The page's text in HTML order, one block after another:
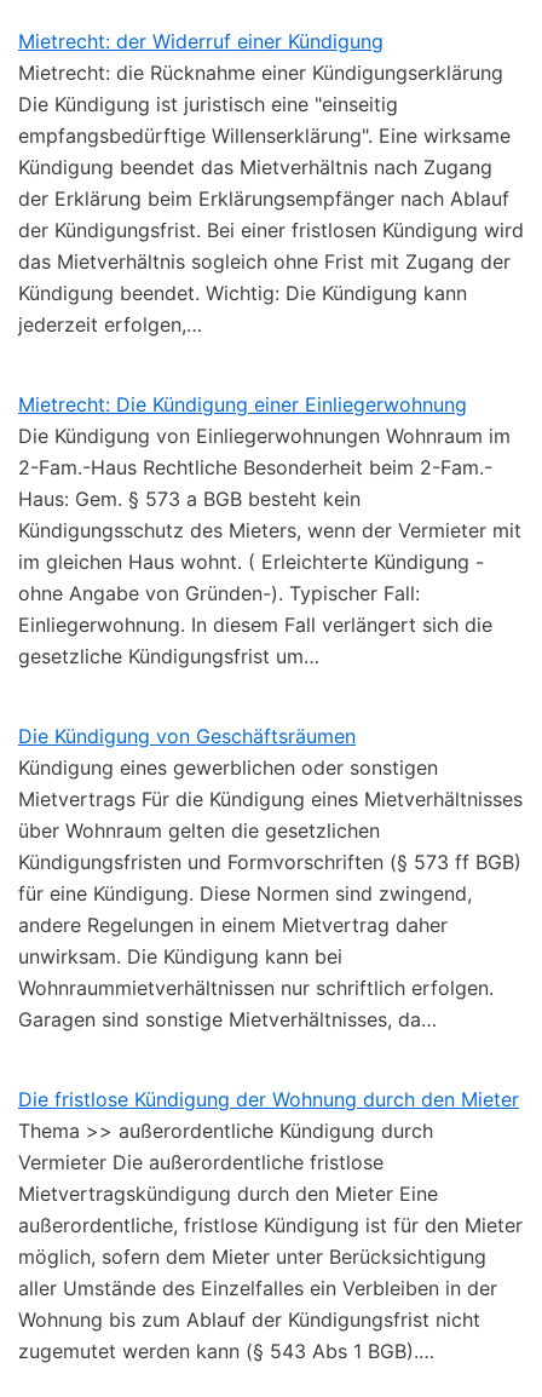
Mietrecht: der Widerruf einer Kündigung
Mietrecht: die Rücknahme einer Kündigungserklärung
Die Kündigung ist juristisch eine "einseitig
empfangsbedürftige Willenserklärung". Eine wirksame
Kündigung beendet das Mietverhältnis nach Zugang
der Erklärung beim Erklärungsempfänger nach Ablauf
der Kündigungsfrist. Bei einer fristlosen Kündigung wird
das Mietverhältnis sogleich ohne Frist mit Zugang der
Kündigung beendet. Wichtig: Die Kündigung kann
jederzeit erfolgen,…
Mietrecht: Die Kündigung einer Einliegerwohnung
Die Kündigung von Einliegerwohnungen Wohnraum im
2-Fam.-Haus Rechtliche Besonderheit beim 2-Fam.-
Haus: Gem. § 573 a BGB besteht kein
Kündigungsschutz des Mieters, wenn der Vermieter mit
im gleichen Haus wohnt. ( Erleichterte Kündigung -
ohne Angabe von Gründen-). Typischer Fall:
Einliegerwohnung. In diesem Fall verlängert sich die
gesetzliche Kündigungsfrist um…
Die Kündigung von Geschäftsräumen
Kündigung eines gewerblichen oder sonstigen
Mietvertrags Für die Kündigung eines Mietverhältnisses
über Wohnraum gelten die gesetzlichen
Kündigungsfristen und Formvorschriften (§ 573 ff BGB)
für eine Kündigung. Diese Normen sind zwingend,
andere Regelungen in einem Mietvertrag daher
unwirksam. Die Kündigung kann bei
Wohnraummietverhältnissen nur schriftlich erfolgen.
Garagen sind sonstige Mietverhältnisses, da…
Die fristlose Kündigung der Wohnung durch den Mieter
Thema >> außerordentliche Kündigung durch
Vermieter Die außerordentliche fristlose
Mietvertragskündigung durch den Mieter Eine
außerordentliche, fristlose Kündigung ist für den Mieter
möglich, sofern dem Mieter unter Berücksichtigung
aller Umstände des Einzelfalles ein Verbleiben in der
Wohnung bis zum Ablauf der Kündigungsfrist nicht
zugemutet werden kann (§ 543 Abs 1 BGB).…